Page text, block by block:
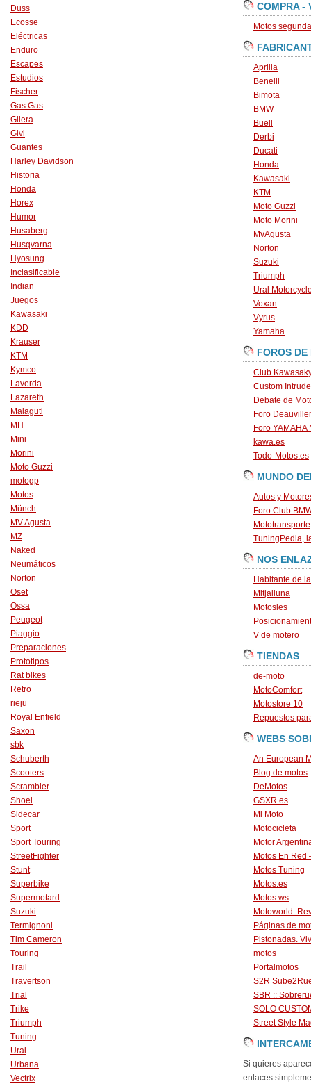
Duss
Ecosse
Eléctricas
Enduro
Escapes
Estudios
Fischer
Gas Gas
Gilera
Givi
Guantes
Harley Davidson
Historia
Honda
Horex
Humor
Husaberg
Husqvarna
Hyosung
Inclasificable
Indian
Juegos
Kawasaki
KDD
Krauser
KTM
Kymco
Laverda
Lazareth
Malaguti
MH
Mini
Morini
Moto Guzzi
motogp
Motos
Münch
MV Agusta
MZ
Naked
Neumáticos
Norton
Oset
Ossa
Peugeot
Piaggio
Preparaciones
Prototipos
Rat bikes
Retro
rieju
Royal Enfield
Saxon
sbk
Schuberth
Scooters
Scrambler
Shoei
Sidecar
Sport
Sport Touring
StreetFighter
Stunt
Superbike
Supermotard
Suzuki
Termignoni
Tim Cameron
Touring
Trail
Travertson
Trial
Trike
Triumph
Tuning
Ural
Urbana
Vectrix
COMPRA -
Motos
Aprilia
Benelli
Bimota
BMW
Buell
Derbi
Ducati
Honda
Kawasaki
KTM
Moto Guzzi
Moto Morini
MvAgusta
Norton
Suzuki
Triumph
Ural
Voxan
Vyrus
Yamaha
FOROS DE
Club
Custom
Debate de
Foro
Foro YAMAHA
kawa.es
Todo-Motos.es
MUNDO
Autos y
Foro Club
Mototransporte
TuningPedia,
NOS
Habitante de
Mitjalluna
Motosles
V de motero
TIENDAS
de-moto
MotoComfort
Motostore 10
Repuestos
WEBS
An European
Blog de motos
DeMotos
GSXR.es
Mi Moto
Motocicleta
Motor
Motos En Red
Motos Tuning
Motos.es
Motos.ws
Motoworld.
Páginas de
Pistonadas.
motos
Portalmotos
S2R
SBR ::
SOLO
Street Style
Si quieres
enlaces